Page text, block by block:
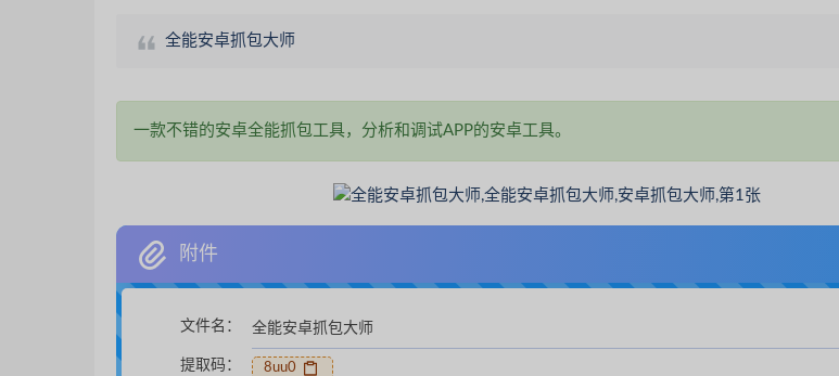
全能安卓抓包大师
一款不错的安卓全能抓包工具，分析和调试APP的安卓工具。
附件
文件名： 全能安卓抓包大师
提取码： 8uu0